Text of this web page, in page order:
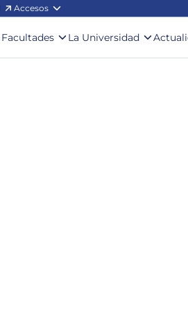
Accesos
Facultades La Universidad